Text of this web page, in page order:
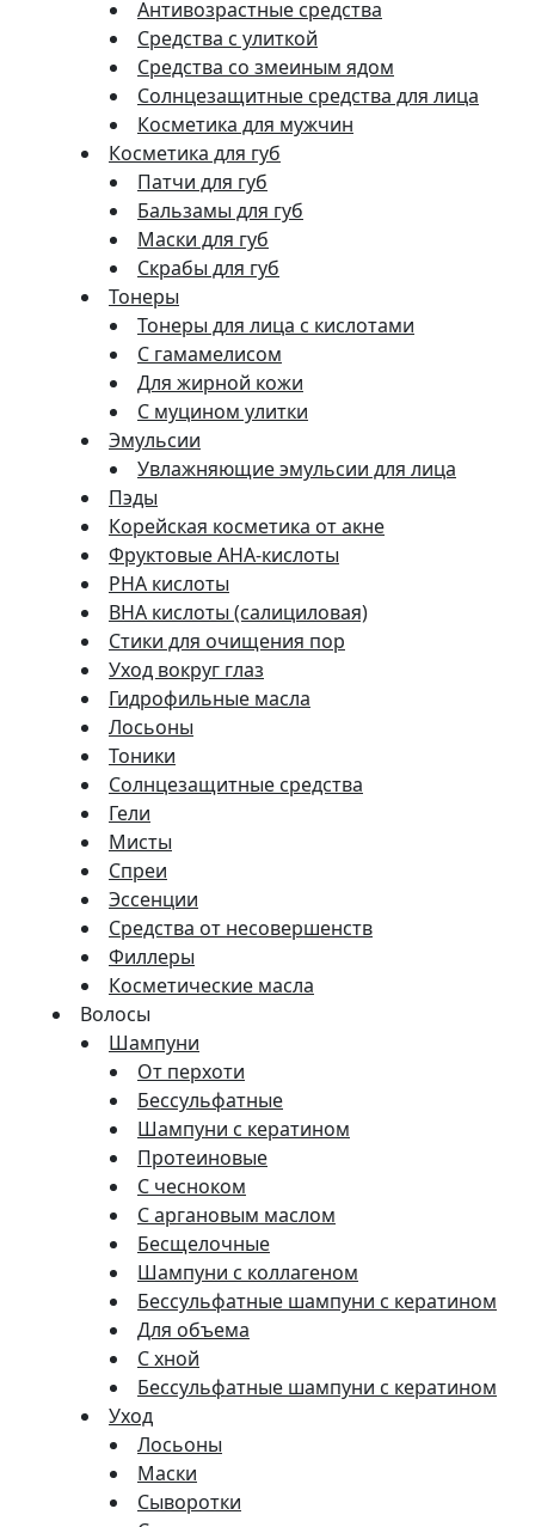
Антивозрастные средства
Средства с улиткой
Средства со змеиным ядом
Солнцезащитные средства для лица
Косметика для мужчин
Косметика для губ
Патчи для губ
Бальзамы для губ
Маски для губ
Скрабы для губ
Тонеры
Тонеры для лица с кислотами
С гамамелисом
Для жирной кожи
С муцином улитки
Эмульсии
Увлажняющие эмульсии для лица
Пэды
Корейская косметика от акне
Фруктовые AHA-кислоты
PHA кислоты
BHA кислоты (салициловая)
Стики для очищения пор
Уход вокруг глаз
Гидрофильные масла
Лосьоны
Тоники
Солнцезащитные средства
Гели
Мисты
Спреи
Эссенции
Средства от несовершенств
Филлеры
Косметические масла
Волосы
Шампуни
От перхоти
Бессульфатные
Шампуни с кератином
Протеиновые
С чесноком
С аргановым маслом
Бесщелочные
Шампуни с коллагеном
Бессульфатные шампуни с кератином
Для объема
С хной
Бессульфатные шампуни с кератином
Уход
Лосьоны
Маски
Сыворотки